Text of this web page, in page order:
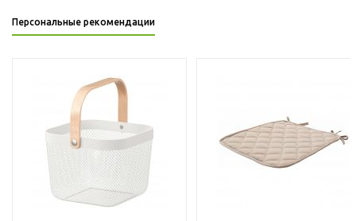
Персональные рекомендации